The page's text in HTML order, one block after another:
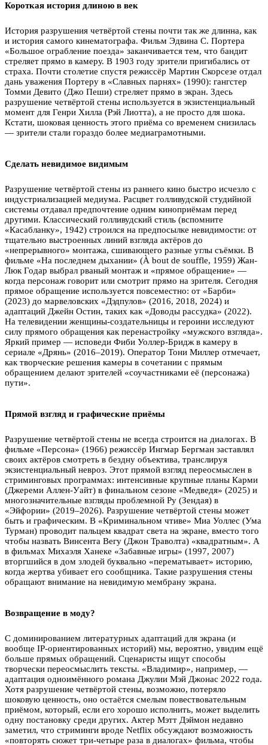
Короткая история длиною в век
История разрушения четвёртой стены почти так же длинна, как
и история самого кинематографа. Фильм Эдвина С. Портера
«Большое ограбление поезда» заканчивается тем, что бандит
стреляет прямо в камеру. В 1903 году зрители пригибались от
страха. Почти столетие спустя режиссёр Мартин Скорсезе отдал
дань уважения Портеру в «Славных парнях» (1990): гангстер
Томми Девито (Джо Пеши) стреляет прямо в экран. Здесь
разрушение четвёртой стены используется в экзистенциальный
момент для Генри Хилла (Рэй Лиотта), а не просто для шока.
Кстати, шоковая ценность этого приёма со временем снизилась
— зрители стали гораздо более медиаграмотными.
Сделать невидимое видимым
Разрушение четвёртой стены из раннего кино быстро исчезло с
индустриализацией медиума. Расцвет голливудской студийной
системы отдавал предпочтение одним киноприёмам перед
другими. Классический голливудский стиль (вспомните
«Касабланку», 1942) строился на предпосылке невидимости: от
тщательно выстроенных линий взгляда актёров до
«непрерывного» монтажа, сшивающего разные углы съёмки. В
фильме «На последнем дыхании» (À bout de souffle, 1959) Жан-
Люк Годар выбрал рваный монтаж и «прямое обращение» —
когда персонаж говорит или смотрит прямо на зрителя. Сегодня
прямое обращение используется повсеместно: от «Барби»
(2023) до марвеловских «Дэдпулов» (2016, 2018, 2024) и
адаптаций Джейн Остин, таких как «Доводы рассудка» (2022).
На телевидении женщины-создательницы и героини исследуют
силу прямого обращения как перенастройку «мужского взгляда».
Яркий пример — исповеди Фиби Уоллер-Бридж в камеру в
сериале «Дрянь» (2016–2019). Оператор Тони Миллер отмечает,
как творческие решения камеры в сочетании с прямым
обращением делают зрителей «соучастниками её (персонажа)
пути».
Прямой взгляд и графические приёмы
Разрушение четвёртой стены не всегда строится на диалогах. В
фильме «Персона» (1966) режиссёр Ингмар Бергман заставлял
своих актёров смотреть в бездну объектива, транслируя
экзистенциальный невроз. Этот прямой взгляд переосмыслен в
стриминговых программах: интенсивные крупные планы Карми
(Джереми Аллен-Уайт) в финальном сезоне «Медведя» (2025) и
многозначительные взгляды проблемной Ру (Зендая) в
«Эйфории» (2019–2026). Разрушение четвёртой стены может
быть и графическим. В «Криминальном чтиве» Миа Уоллес (Ума
Турман) проводит пальцем квадрат света на экране, вместо того
чтобы назвать Винсента Вегу (Джон Траволта) «квадратным». А
в фильмах Михаэля Ханеке «Забавные игры» (1997, 2007)
вторгшийся в дом злодей буквально «перематывает» историю,
когда жертва убивает его сообщника. Такие разрушения стены
обращают внимание на невидимую мембрану экрана.
Возвращение в моду?
С доминированием литературных адаптаций для экрана (и
вообще IP-ориентированных историй) мы, вероятно, увидим ещё
больше прямых обращений. Сценаристы ищут способы
творчески переосмыслить тексты. «Владимир», например, —
адаптация одноимённого романа Джулии Мэй Джонас 2022 года.
Хотя разрушение четвёртой стены, возможно, потеряло
шоковую ценность, оно остаётся смелым повествовательным
приёмом, который, если его хорошо исполнить, может выделить
одну постановку среди других. Актер Мэтт Дэймон недавно
заметил, что стриминги вроде Netflix обсуждают возможность
«повторять сюжет три-четыре раза в диалогах» фильма, чтобы